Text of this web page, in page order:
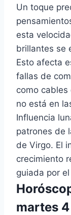
Un toque
esta
brillantes se
Esto afecta
fallas de
como
no está en
Influencia
patrones de
de Virgo. El
crecimiento
guiada por
martes